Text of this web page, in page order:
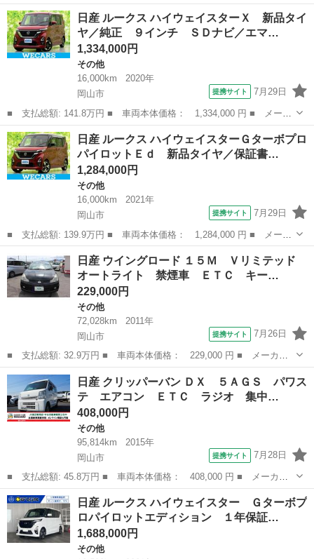
ー名： 日産 ■ 車種名： ルークス ■ グレード名： ハイウェイ
スターＧタボアバンクロムプロパイロットＥＤ 純正ＳＤナビ ター
ボ 両側...
岡山 岡山市 その他
日産 ルークス ハイウェイスターＸ 新品タイ
ヤ／純正 ９インチ ＳＤナビ／エマ…
1,334,000円
その他
16,000km
2020年
岡山市
提携サイト 7月29日
■ 支払総額: 141.8万円 ■ 車両本体価格： 1,334,000 円 ■ メーカ
ー名： 日産 ■ 車種名： ルークス ■ グレード名： ハイウェイ
スターＸ 新品タイヤ／純正 ９インチ ＳＤナビ／エマージェンシ
ーブレー...
岡山 岡山市 その他
日産 ルークス ハイウェイスターＧターボプロ
パイロットＥｄ 新品タイヤ／保証書…
1,284,000円
その他
16,000km
2021年
岡山市
提携サイト 7月29日
■ 支払総額: 139.9万円 ■ 車両本体価格： 1,284,000 円 ■ メーカ
ー名： 日産 ■ 車種名： ルークス ■ グレード名： ハイウェイ
スターＧターボプロパイロットＥｄ 新品タイヤ／保証書／純正 ９
インチ ...
岡山 岡山市 その他
日産 ウイングロード １５Ｍ Ｖリミテッド
オートライト 禁煙車 ＥＴＣ キー…
229,000円
その他
72,028km
2011年
岡山市
提携サイト 7月26日
■ 支払総額: 32.9万円 ■ 車両本体価格： 229,000 円 ■ メーカー
名： 日産 ■ 車種名： ウイングロード ■ グレード名： １５
Ｍ Ｖリミテッド オートライト 禁煙車 ＥＴＣ キーフリー ブ
ルートゥースオ...
岡山 岡山市 その他
日産 クリッパーバン ＤＸ ５ＡＧＳ パワス
テ エアコン ＥＴＣ ラジオ 集中…
408,000円
その他
95,814km
2015年
岡山市
提携サイト 7月28日
■ 支払総額: 45.8万円 ■ 車両本体価格： 408,000 円 ■ メーカー
名： 日産 ■ 車種名： クリッパーバン ■ グレード名： ＤＸ
５ＡＧＳ パワステ エアコン ＥＴＣ ラジオ 集中ドアロック
運転席壽主席...
岡山 岡山市 その他
日産 ルークス ハイウェイスター Ｇターボプ
ロパイロットエディション １年保証…
1,688,000円
その他